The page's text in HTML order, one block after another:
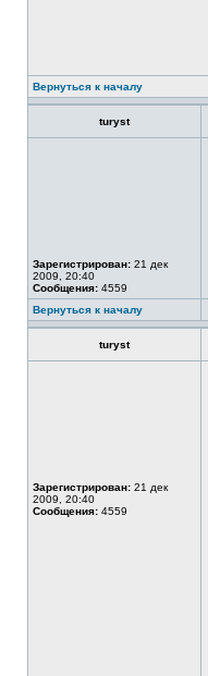
Вернуться к началу
turyst
Зарегистрирован: 21 дек
2009, 20:40
Сообщения: 4559
Вернуться к началу
turyst
Зарегистрирован: 21 дек
2009, 20:40
Сообщения: 4559